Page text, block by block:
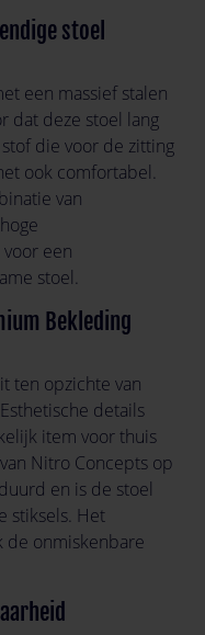
stoel
een massief stalen
dat deze stoel lang
die voor de zitting
ook comfortabel.
van
een
stoel.
Bekleding
ten opzichte van
details
item voor thuis
Nitro Concepts op
en is de stoel
stiksels. Het
onmiskenbare